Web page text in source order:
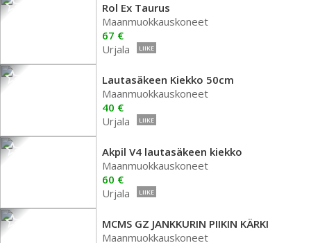
Rol Ex Taurus
Maanmuokkauskoneet
67 €
Urjala
LIIKE
Lautasäkeen Kiekko 50cm
Maanmuokkauskoneet
40 €
Urjala
LIIKE
Akpil V4 lautasäkeen kiekko
Maanmuokkauskoneet
60 €
Urjala
LIIKE
MCMS GZ JANKKURIN PIIKIN KÄRKI
Maanmuokkauskoneet